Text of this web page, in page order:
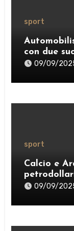
sport
con due
weekend
09/09/
sport
Calcio e
09/09/